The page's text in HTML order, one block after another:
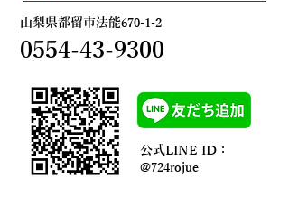
山梨県都留市法能670-1-2
0554-43-9300
公式LINE ID：
@724rojue